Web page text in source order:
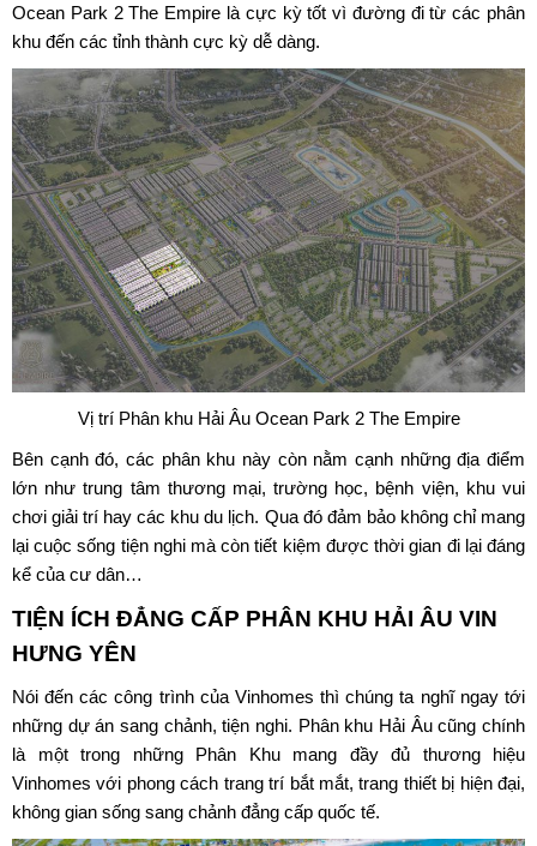
Ocean Park 2 The Empire là cực kỳ tốt vì đường đi từ các phân
khu đến các tỉnh thành cực kỳ dễ dàng.
Vị trí Phân khu Hải Âu Ocean Park 2 The Empire
Bên cạnh đó, các phân khu này còn nằm cạnh những địa điểm
lớn như trung tâm thương mại, trường học, bệnh viện, khu vui
chơi giải trí hay các khu du lịch. Qua đó đảm bảo không chỉ mang
lại cuộc sống tiện nghi mà còn tiết kiệm được thời gian đi lại đáng
kể của cư dân…
TIỆN ÍCH ĐẲNG CẤP PHÂN KHU HẢI ÂU VIN
HƯNG YÊN
Nói đến các công trình của Vinhomes thì chúng ta nghĩ ngay tới
những dự án sang chảnh, tiện nghi. Phân khu Hải Âu cũng chính
là một trong những Phân Khu mang đầy đủ thương hiệu
Vinhomes với phong cách trang trí bắt mắt, trang thiết bị hiện đại,
không gian sống sang chảnh đẳng cấp quốc tế.